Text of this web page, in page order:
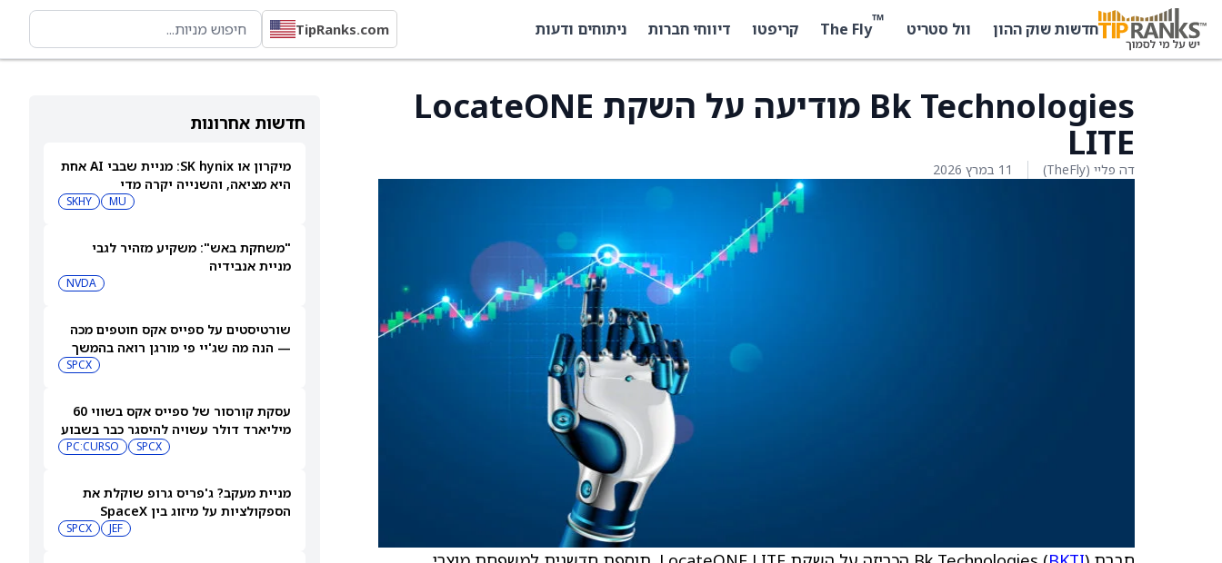
חדשות שוק ההון וול סטריט ™
The Fly קריפטו דיווחי חברות ניתוחים ודעות TipRanks.com
חדשות אחרונות
מיקרון או SK hynix: מניית שבבי AI אחת
היא מציאה, והשנייה יקרה מדי
MU
SKHY
"משחקת באש": משקיע מזהיר לגבי
מניית אנבידיה
NVDA
שורטיסטים על ספייס אקס חוטפים מכה
— הנה מה שג'יי פי מורגן רואה בהמשך
SPCX
עסקת קורסור של ספייס אקס בשווי 60
מיליארד דולר עשויה להיסגר כבר בשבוע
SPCX
PC:CURSO
מניית מעקב? ג'פריס גרופ שוקלת את
הספקולציות על מיזוג בין SpaceX
JEF
SPCX
Bk Technologies מודיעה על השקת LocateONE
LITE
דה פליי (TheFly) 11 במרץ 2026